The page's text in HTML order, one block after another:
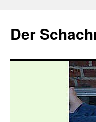
springen
Der